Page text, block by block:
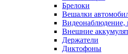
Брелоки
Вешалки
Внешние
Держатели
Диктофоны